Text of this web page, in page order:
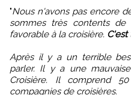
"Nous n'avons pas encore
sommes très contents
favorable à la croisière. C'est
Après il y a un terrible
parler. Il y a une
Croisière. Il comprend
compagnies de croisières.